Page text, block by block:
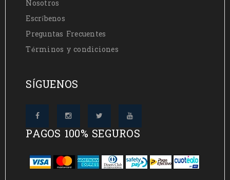
Nosotros
Escríbenos
Preguntas Frecuentes
Términos y condiciones
SÍGUENOS
PAGOS 100% SEGUROS